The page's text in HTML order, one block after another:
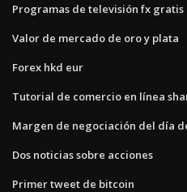
Programas de televisión fx gratis
Valor de mercado de oro y plata
Forex hkd eur
Tutorial de comercio en línea
Margen de negociación del día
Dos noticias sobre acciones
Primer tweet de bitcoin